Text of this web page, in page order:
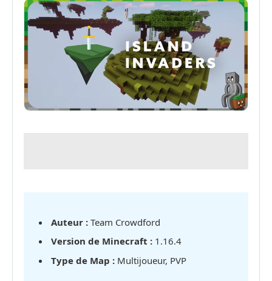
Auteur : Team Crowdford
Version de Minecraft : 1.16.4
Type de Map : Multijoueur, PVP